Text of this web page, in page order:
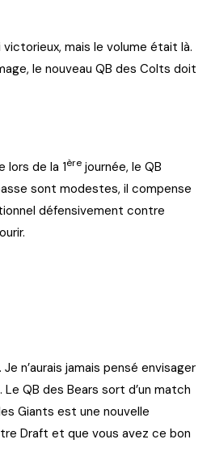
mais le volume était là.
le nouveau QB des Colts doit
lors de la 1ère journée, le QB
sont modestes, il compense
défensivement contre
n’aurais jamais pensé envisager
QB des Bears sort d’un match
Giants est une nouvelle
Draft et que vous avez ce bon